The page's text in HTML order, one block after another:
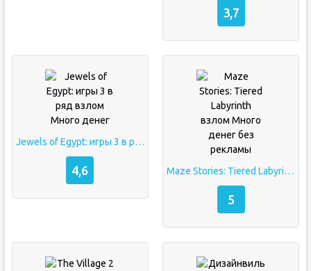
3,7
Jewels of Egypt: игры 3 в ряд взлом Много денег
4,6 Maze Stories: Tiered Labyrinth взлом Много денег без рекламы
5